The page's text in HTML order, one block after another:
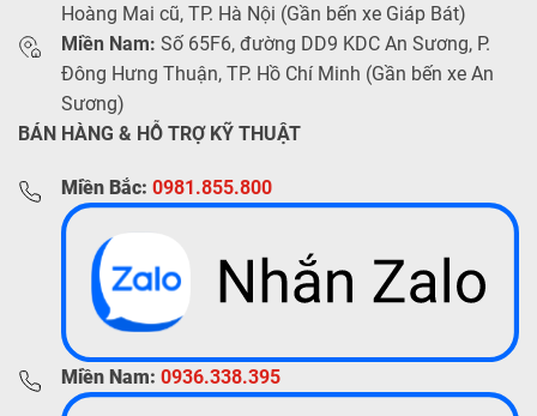
Hoàng Mai cũ, TP. Hà Nội (Gần bến xe Giáp Bát)
Miền Nam: Số 65F6, đường DD9 KDC An Sương, P.
Đông Hưng Thuận, TP. Hồ Chí Minh (Gần bến xe An
Sương)
BÁN HÀNG & HỖ TRỢ KỸ THUẬT
Miền Bắc: 0981.855.800
Miền Nam: 0936.338.395